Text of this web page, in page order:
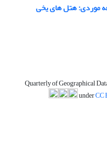
موردی: هتل های یخی
Quarterly of Geographical
under